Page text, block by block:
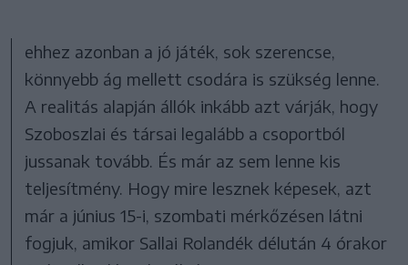
ehhez azonban a jó játék, sok szerencse,
könnyebb ág mellett csodára is szükség lenne.
A realitás alapján állók inkább azt várják, hogy
Szoboszlai és társai legalább a csoportból
jussanak tovább. És már az sem lenne kis
teljesítmény. Hogy mire lesznek képesek, azt
már a június 15-i, szombati mérkőzésen látni
fogjuk, amikor Sallai Rolandék délután 4 órakor